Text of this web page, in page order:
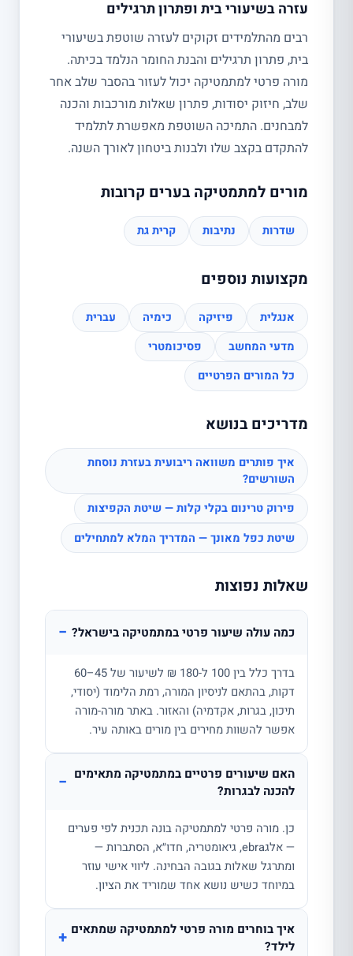
עזרה בשיעורי בית ופתרון תרגילים
רבים מהתלמידים זקוקים לעזרה שוטפת בשיעורי
בית, פתרון תרגילים והבנת החומר הנלמד בכיתה.
מורה פרטי למתמטיקה יכול לעזור בהסבר שלב אחר
שלב, חיזוק יסודות, פתרון שאלות מורכבות והכנה
למבחנים. התמיכה השוטפת מאפשרת לתלמיד
להתקדם בקצב שלו ולבנות ביטחון לאורך השנה.
מורים למתמטיקה בערים קרובות
שדרות נתיבות קרית גת
מקצועות נוספים
אנגלית פיזיקה כימיה
עברית
מדעי המחשב
פסיכומטרי
כל המורים הפרטיים
מדריכים בנושא
איך פותרים משוואה ריבועית בעזרת נוסחת
השורשים?
פירוק טרינום בקלי קלות — שיטת הקפיצות
שיטת כפל מאונך — המדריך המלא למתחילים
שאלות נפוצות
כמה עולה שיעור פרטי במתמטיקה בישראל? −
בדרך כלל בין 100 ל-180 ₪ לשיעור של 45–60
דקות, בהתאם לניסיון המורה, רמת הלימוד (יסודי,
תיכון, בגרות, אקדמיה) והאזור. באתר מורה-מורה
אפשר להשוות מחירים בין מורים באותה עיר.
האם שיעורים פרטיים במתמטיקה מתאימים
להכנה לבגרות?
−
כן. מורה פרטי למתמטיקה בונה תכנית לפי פערים
— אלגebra, גיאומטריה, חדו״א, הסתברות —
ומתרגל שאלות בגובה הבחינה. ליווי אישי עוזר
במיוחד כשיש נושא אחד שמוריד את הציון.
איך בוחרים מורה פרטי למתמטיקה שמתאים
לילד?
+